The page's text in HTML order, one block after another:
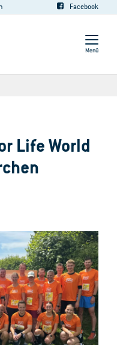
Facebook
Menü
Life World